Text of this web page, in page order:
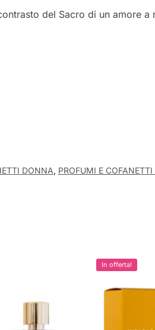
del Sacro di un amore a
DONNA, PROFUMI E
In offerta!